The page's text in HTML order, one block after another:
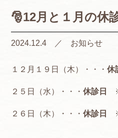
🎅12月と１月の休
2024.12.4 ／ お知らせ
１２月１９日（木）・・・休
２５日（水）・・・休診日 ※
２６日（木）・・・休診日 ※